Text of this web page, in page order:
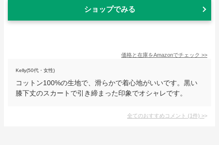
ショップでみる
価格と在庫をAmazonでチェック >>
Kelly(50代・女性)
コットン100%の生地で、滑らかで着心地がいいです。黒い
膝下丈のスカートで引き締まった印象でオシャレです。
全てのおすすめコメント (1件) >